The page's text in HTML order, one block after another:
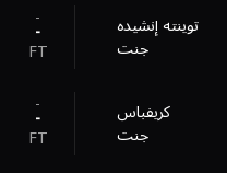
--
FT
توينته إنشيده
جنت
--
FT
كريفباس
جنت